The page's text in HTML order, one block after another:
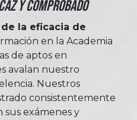
y Comprobado
la eficacia de
en la Academia
de aptos en
avalan nuestro
Nuestros
consistentemente
sus exámenes y